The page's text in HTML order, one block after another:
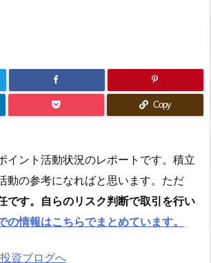
Copy
イント活動状況のレポートです。積立
動の参考になればと思います。ただ
です。自らのリスク判断で取引を行い
の情報はこちらでまとめています。